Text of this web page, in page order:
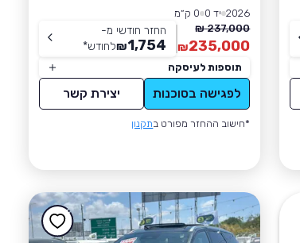
2026 יד 0
0 ק״מ
237,000 ₪
235,000
₪
החזר חודשי מ-
1,754
₪לחודש*
תוספות לעיסקה
לפגישה בסוכנות יצירת קשר
*חישוב ההחזר מפורט בתקנון